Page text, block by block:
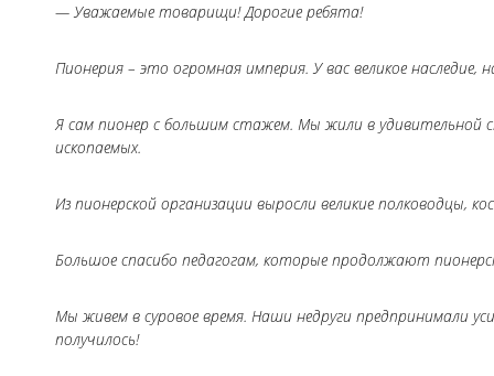
— Уважаемые товарищи! Дорогие ребята!
Пионерия – это огромная империя. У вас великое
Я сам пионер с большим стажем. Мы жили в удивительной
ископаемых.
Из пионерской организации выросли великие полководцы,
Большое спасибо педагогам, которые продолжают
Мы живем в суровое время. Наши недруги предпринимали
получилось!